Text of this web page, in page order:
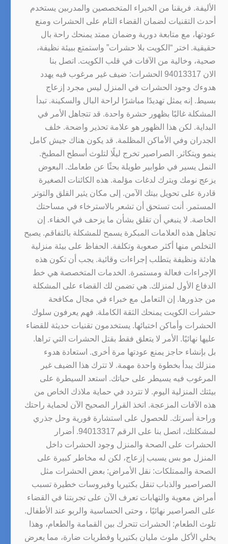
الأليفة. فريقنا من الخبراء المتخصصين والمدربين يستخدم
أحدث التقنيات لضمان القضاء التام على الحشرات ومنع
عودتها، مع متابعة دورية وضمان ممتد يمنحك راحة بال
حقيقية. اختر “الكويت بلا حشرات” واستمتع ببيئة نظيفة،
صحية، وخالية من الآفات في قلب الكويت. اتصل بنا
الان 94013317 الحشرات: ضيف غير مرغوب فيه يهدد
هدوءك وجود الحشرات في المنزل ليس مجرد إزعاج
بسيط. إنه يمثل تهديدًا مباشرًا لراحة البال والسكينة. تبدأ
المشكلة غالبًا بظهور حشرة واحدة. قد تتجاهل الأمر في
البداية. لكن هذا الظهور هو علامة تحذير واضحة. خلف
الجدران وفي الأماكن المظلمة. قد يكون هناك جيش كامل
ينمو ويتكاثر. الصراصير تخرج ليلًا لتلوث أسطح المطبخ.
النمل يسير في طوابير طويلة بحثًا عن طعامك. البعوض
يزعج نومك ويترك لدغات مؤلمة. هذه الكائنات الصغيرة
قادرة على تحويل بيتك الآمن. إلى مكان يثير القلق والتوتر
المستمر. أنت تستحق أن تشعر بالاسترخاء في مساحتك
الخاصة. لا ينبغي أن تقلق بشأن ما يزحف في الخفاء. إن
تجاهل هذه العلامات المبكرة يسمح للمشكلة بالتفاقم. يصبح
التخلص منها أكثر صعوبة وتكلفة. الحفاظ على بيئة منزلية
هادئة ونظيفة يتطلب إجراءات وقائية. يجب أن تكون هذه
الإجراءات فعالة ومستمرة. الخدمات المتخصصة هي خط
الدفاع الأول لمنزلك. هي تضمن لك القضاء على المشكلة
من جذورها. إن التعامل مع خبراء في مجال مكافحة
حشرات الكويت يمنحك الثقة الكاملة. فهم يعرفون سلوك
الحشرات وأماكن اختبائها. يستخدمون تقنيات حديثة للقضاء
عليها نهائيًا. الأمر لا يتعلق فقط بقتل الحشرات التي تراها.
بل بإنشاء حاجز يمنع عودتها مرة أخرى. استعادة هدوء
منزلك يبدأ بخطوة واحدة مهمة. لا تترك هذا الضيف غير
المرغوب فيه يسيطر على حياتك. استعد السيطرة على
بيئتك المنزلية اليوم. لا تتردد في حماية ملاذك الخاص من
هذه الآفات المزعجة. اتخذ القرار الصحيح الآن لحماية راحتك
وراحة أسرتك. للحصول على استشارة فورية وحل جذري
لمشكلتك، اتصل بنا على الرقم 94013317. أضرار
الحشرات على الصحة والمنزل وجود الحشرات داخل
المنزل مو بس يسبب إزعاج، لكن له مخاطر كبيرة على
الصحة والممتلكات: نقل الأمراض: بعض الحشرات مثل
الصراصير والذباب تنقل بكتيريا وفيروسات خطيرة تسبب
أمراض معوية والتهابات تعرف الآن على تجربتنا في القضاء
على الصراصير نهائيًا ، وحتى الحساسية والربو عند الأطفال.
تلوث الطعام: الحشرات تتحرك بين القمامة والطعام، وهذا
يخلي الأكل ملوث مليان بكتيريا وفطريات ضارة، مما يعرض